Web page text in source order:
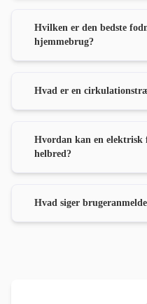
Hvilken er den bedste
hjemmebrug?
Hvad er en
Hvordan kan en elektrisk
helbred?
Hvad siger